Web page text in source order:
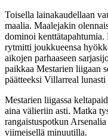
Toisella lainakaudellaan
maalia. Maalejakin
dominoi
rytmitti joukkueensa
aikojen parhaaseen
paikkaa Mestarien liigaan
päätteeksi Villarreal
Mestarien liigassa
aina välieriin asti. Matka
rangaistuspotkun
viimeisellä minuutilla.